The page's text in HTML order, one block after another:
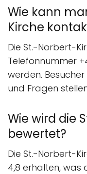
Wie kann
Kirche
Die St.-Norbert-
Telefonnummer
werden.
und Fragen
Wie wird die
bewertet?
Die St.-Norbert-
4,8 erhalten, was